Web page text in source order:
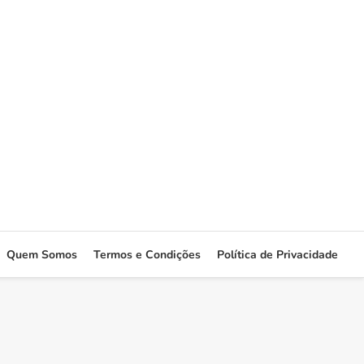
Quem Somos Termos e Condições Política de Privacidade